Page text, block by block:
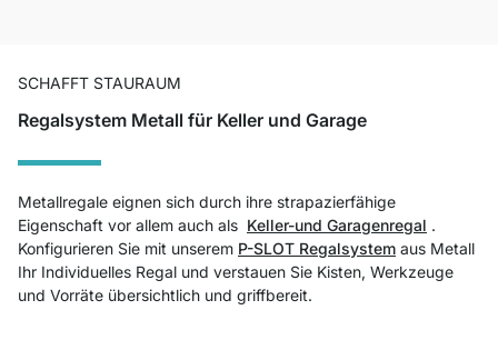
SCHAFFT STAURAUM
Regalsystem Metall für Keller und Garage
Metallregale eignen sich durch ihre strapazierfähige
Eigenschaft vor allem auch als Keller-und Garagenregal .
Konfigurieren Sie mit unserem P-SLOT Regalsystem aus Metall
Ihr Individuelles Regal und verstauen Sie Kisten, Werkzeuge
und Vorräte übersichtlich und griffbereit.